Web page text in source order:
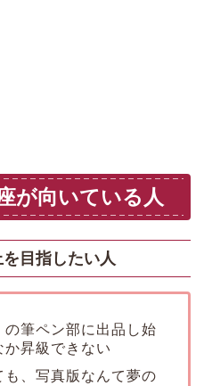
が向いている人
目指したい人
の筆ペン部に出品し始
昇級できない
、写真版なんて夢の